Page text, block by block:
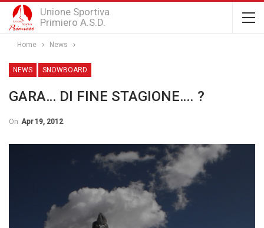
Unione Sportiva
Primiero A.S.D.
Home News
NEWS SNOWBOARD
GARA… DI FINE STAGIONE…. ?
On Apr 19, 2012